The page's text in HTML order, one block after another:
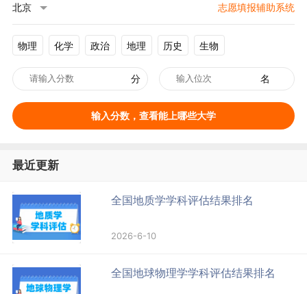
北京 志愿填报辅助系统
物理 化学 政治 地理 历史 生物
分 名
输入分数，查看能上哪些大学
最近更新
全国地质学学科评估结果排名
2026-6-10
全国地球物理学学科评估结果排名